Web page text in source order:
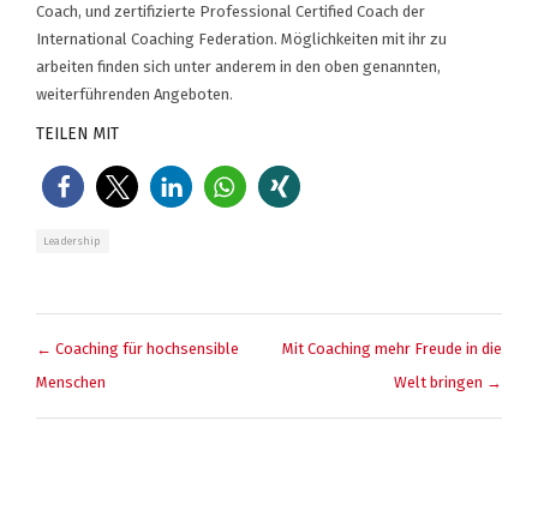
Coach, und zertifizierte Professional Certified Coach der
International Coaching Federation. Möglichkeiten mit ihr zu
arbeiten finden sich unter anderem in den oben genannten,
weiterführenden Angeboten.
TEILEN MIT
Leadership
← Coaching für hochsensible
Menschen
Mit Coaching mehr Freude in die
Welt bringen →